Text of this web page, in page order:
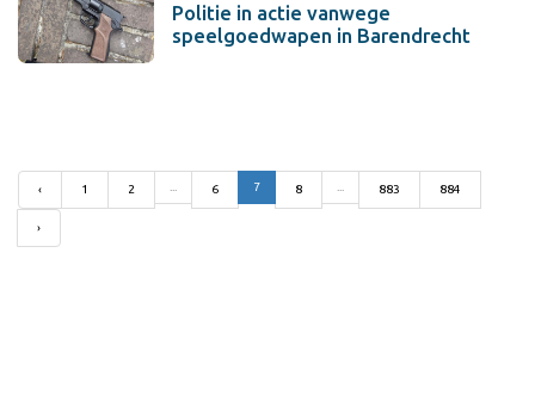
Politie in actie vanwege
speelgoedwapen in Barendrecht
‹ 1 2 6 7 8 883 884
›